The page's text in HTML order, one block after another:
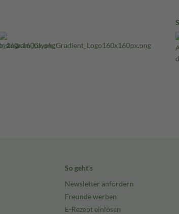
So geht's
Newsletter anfordern
Freunde werben
E-Rezept einlösen